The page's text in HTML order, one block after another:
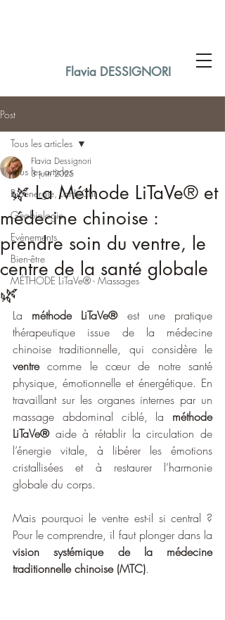
Flavia DESSIGNORI
Post
Tous les articles
Bioénergie, LaHoChi
Géobiologie
Evènements
Bien-être
MÉTHODE LiTaVe® - Massages
Tous les articles
🌿 La Méthode LiTaVe® et
médecine chinoise :
prendre soin du ventre, le
centre de la santé globale
🌿
Flavia Dessignori
3 juin 2025
La méthode LiTaVe® est une pratique
thérapeutique issue de la médecine
ventre comme le cœur de notre santé
physique, émotionnelle et énergétique. En
travaillant sur les organes internes par un
massage abdominal ciblé, la méthode
LiTaVe® aide à rétablir la circulation de
l’énergie vitale, à libérer les émotions
cristallisées et à restaurer l’harmonie
globale du corps.
Mais pourquoi le ventre est-il si central ?
vision systémique de la médecine
traditionnelle chinoise (MTC).